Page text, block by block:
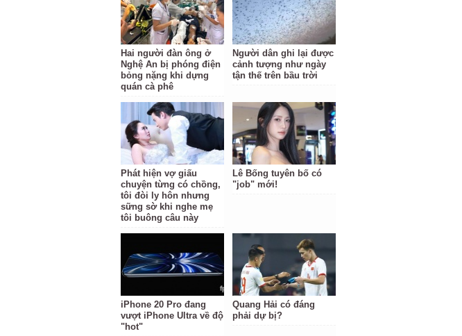
Hai người đàn ông ở
Nghệ An bị phóng điện
bỏng nặng khi dựng
quán cà phê
Người dân ghi lại được
cảnh tượng như ngày
tận thế trên bầu trời
Phát hiện vợ giấu
chuyện từng có chồng,
tôi đòi ly hôn nhưng
sững sờ khi nghe mẹ
tôi buông câu này
Lê Bống tuyên bố có
"job" mới!
iPhone 20 Pro đang
vượt iPhone Ultra về độ
"hot"
Quang Hải có đáng
phải dự bị?